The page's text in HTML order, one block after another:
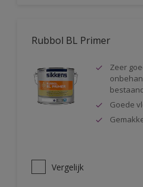
Rubbol BL Primer
Zeer
Goede
Vergelijk